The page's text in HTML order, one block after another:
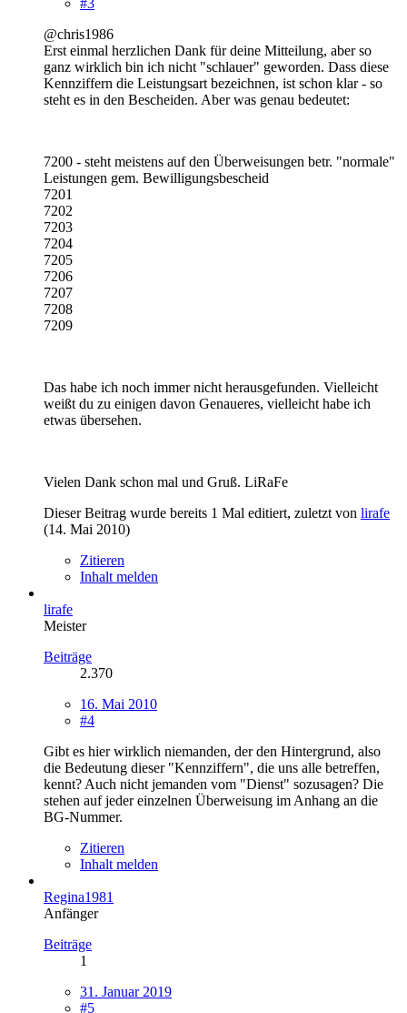
@chris1986
Erst einmal herzlichen Dank für deine Mitteilung, aber so
ganz wirklich bin ich nicht "schlauer" geworden. Dass diese
Kennziffern die Leistungsart bezeichnen, ist schon klar - so
steht es in den Bescheiden. Aber was genau bedeutet:
7200 - steht meistens auf den Überweisungen betr. "normale"
Leistungen gem. Bewilligungsbescheid
7201
7202
7203
7204
7205
7206
7207
7208
7209
Das habe ich noch immer nicht herausgefunden. Vielleicht
weißt du zu einigen davon Genaueres, vielleicht habe ich
etwas übersehen.
Vielen Dank schon mal und Gruß. LiRaFe
Dieser Beitrag wurde bereits 1 Mal editiert, zuletzt von lirafe
(14. Mai 2010)
Zitieren
Inhalt melden
lirafe
Meister
Beiträge
2.370
16. Mai 2010
#4
Gibt es hier wirklich niemanden, der den Hintergrund, also
die Bedeutung dieser "Kennziffern", die uns alle betreffen,
kennt? Auch nicht jemanden vom "Dienst" sozusagen? Die
stehen auf jeder einzelnen Überweisung im Anhang an die
BG-Nummer.
Zitieren
Inhalt melden
Regina1981
Anfänger
Beiträge
1
31. Januar 2019
#5